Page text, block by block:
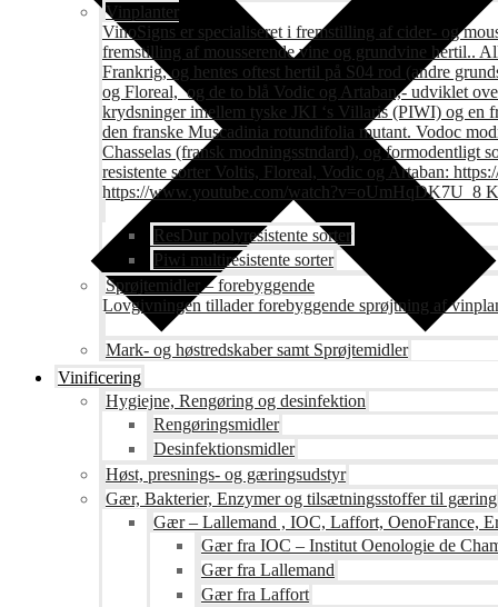
Vinplanter
VinoSigns er specialiseret i fremstilling af cider- og
fremstilling af mousserende vine og grundvine hertil..
Frankrig, og hentes oftest hertil på S04 rod (andre
og Floreal, og de to blå Vodic og Artaban,- udviklet
krydsninger imellem tyske JKI ‘s Villaris (PIWI) og en
den franske Muscadinia rotundifolia mutant. Vodoc
Chasselas (fransk modningsstndard), og formodentligt
resistente sorter Voltis, Floreal, Vodic og Artaban:
https://www.youtube.com/watch?v=oUmHqDK7U_8
ResDur polyresistente sorter
Piwi multiresistente sorter
Sprøjtemidler – forebyggende
Lovgivningen tillader forebyggende sprøjtning af
Mark- og høstredskaber samt Sprøjtemidler
Vinificering
Hygiejne, Rengøring og desinfektion
Rengøringsmidler
Desinfektionsmidler
Høst, presnings- og gæringsudstyr
Gær, Bakterier, Enzymer og tilsætningsstoffer til gæring
Gær – Lallemand , IOC, Laffort, OenoFrance,
Gær fra IOC – Institut Oenologie de
Gær fra Lallemand
Gær fra Laffort